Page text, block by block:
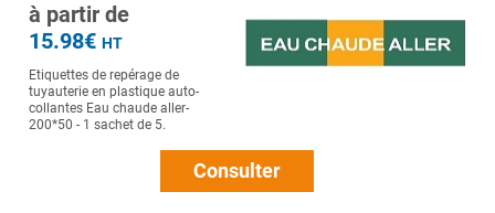
à partir de
15.98€ HT
Etiquettes de repérage de
tuyauterie en plastique auto-
collantes Eau chaude aller-
200*50 - 1 sachet de 5.
Consulter